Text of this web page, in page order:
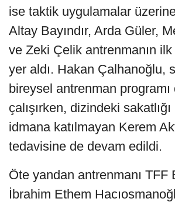
ise taktik uygulamalar üzerine
Altay Bayındır, Arda Güler,
ve Zeki Çelik antrenmanın
yer aldı. Hakan Çalhanoğlu,
bireysel antrenman
çalışırken, dizindeki
idmana katılmayan Kerem
tedavisine de devam edildi.
Öte yandan antrenmanı TFF
İbrahim Ethem